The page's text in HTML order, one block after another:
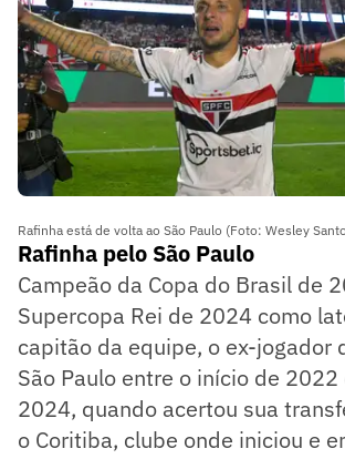
Rafinha está de volta ao São Paulo (Foto: Wesley
Rafinha pelo São Paulo
Campeão da Copa do Brasil de
Supercopa Rei de 2024 como
capitão da equipe, o ex-jogador
São Paulo entre o início de 2022
2024, quando acertou sua
o Coritiba, clube onde iniciou e